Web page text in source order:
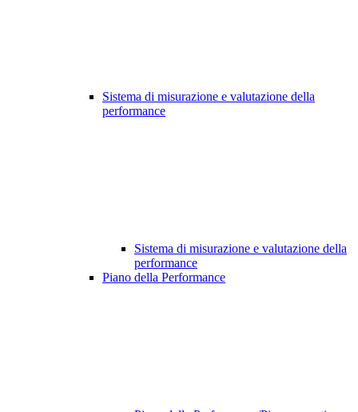
Sistema di misurazione e valutazione della
performance
Sistema di misurazione e valutazione della
performance
Piano della Performance